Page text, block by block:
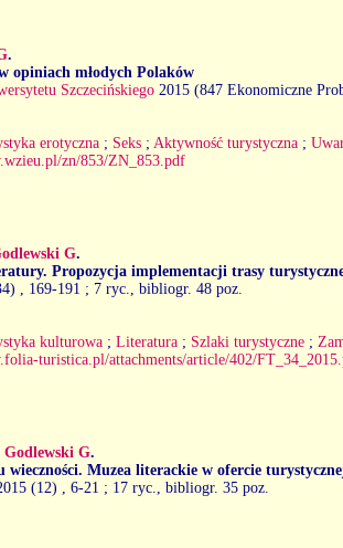
.
opiniach młodych Polaków
Szczecińskiego 2015 (847 Ekonomiczne
erotyczna ; Seks ; Aktywność turystyczna ;
zn/853/ZN_853.pdf
G.
Propozycja implementacji trasy
, 169-191 ; 7 ryc., bibliogr. 48 poz.
kulturowa ; Literatura ; Szlaki turystyczne ;
turistica.pl/attachments/article/402/
Godlewski G.
wieczności. Muzea literackie w ofercie
(12)
, 6-21 ; 17 ryc., bibliogr. 35 poz.